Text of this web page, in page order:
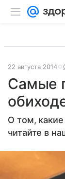
22 августа 2014
Самые
О том, какие
читайте в